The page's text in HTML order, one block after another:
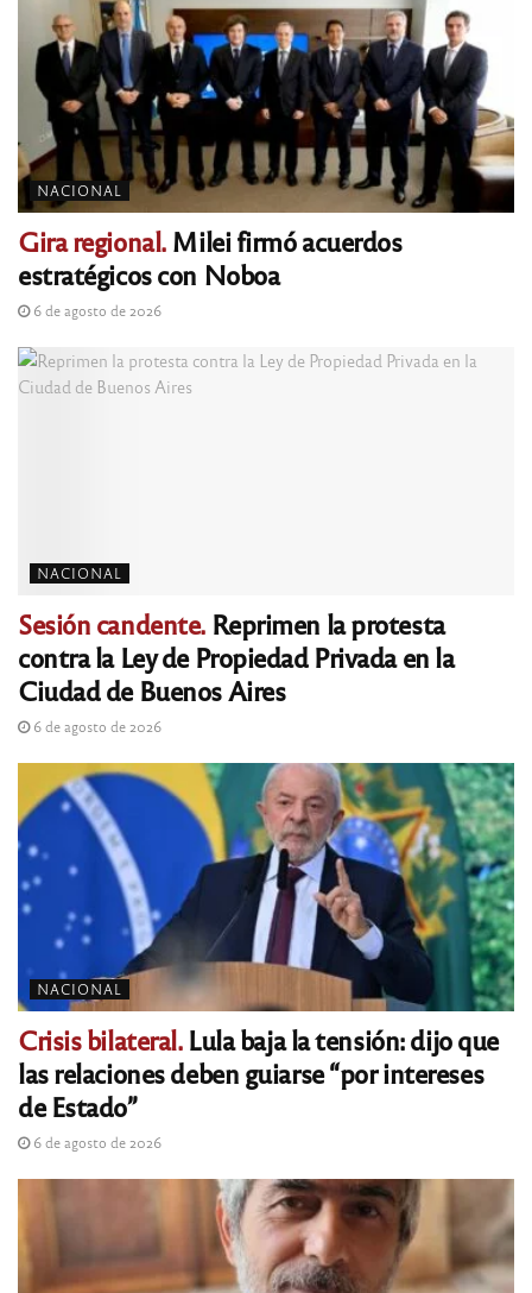
NACIONAL
Gira regional.Milei firmó acuerdos
estratégicos con Noboa
6 de agosto de 2026
NACIONAL
Sesión candente.Reprimen la protesta
contra la Ley de Propiedad Privada en la
Ciudad de Buenos Aires
6 de agosto de 2026
NACIONAL
Crisis bilateral.Lula baja la tensión: dijo que
las relaciones deben guiarse “por intereses
de Estado”
6 de agosto de 2026